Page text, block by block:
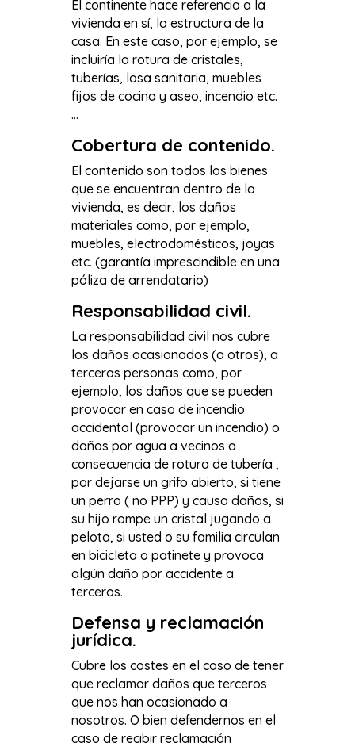
El continente hace referencia a la
vivienda en sí, la estructura de la
casa. En este caso, por ejemplo, se
incluiría la rotura de cristales,
tuberías, losa sanitaria, muebles
fijos de cocina y aseo, incendio etc.
…
Cobertura de contenido.
El contenido son todos los bienes
que se encuentran dentro de la
vivienda, es decir, los daños
materiales como, por ejemplo,
muebles, electrodomésticos, joyas
etc. (garantía imprescindible en una
póliza de arrendatario)
Responsabilidad civil.
La responsabilidad civil nos cubre
los daños ocasionados (a otros), a
terceras personas como, por
ejemplo, los daños que se pueden
provocar en caso de incendio
accidental (provocar un incendio) o
daños por agua a vecinos a
consecuencia de rotura de tubería ,
por dejarse un grifo abierto, si tiene
un perro ( no PPP) y causa daños, si
su hijo rompe un cristal jugando a
pelota, si usted o su familia circulan
en bicicleta o patinete y provoca
algún daño por accidente a
terceros.
Defensa y reclamación
jurídica.
Cubre los costes en el caso de tener
que reclamar daños que terceros
que nos han ocasionado a
nosotros. O bien defendernos en el
caso de recibir reclamación